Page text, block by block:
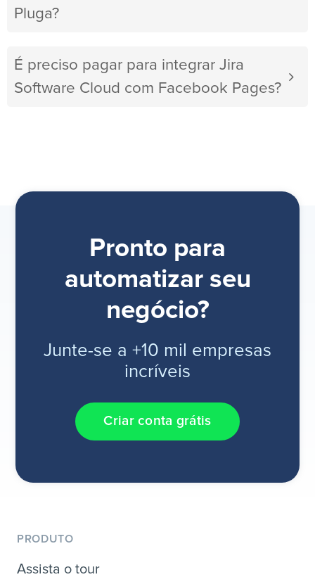
Pluga?
É preciso pagar para integrar Jira
Software Cloud com Facebook Pages?
Pronto para
automatizar seu
negócio?
Junte-se a +10 mil empresas
incríveis
Criar conta grátis
PRODUTO
Assista o tour